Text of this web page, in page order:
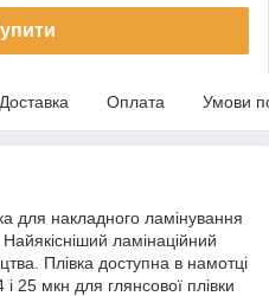
Доставка Оплата Умови
для накладного ламінування
ламінаційний
Плівка доступна в намотці
25 мкн для глянсової плівки